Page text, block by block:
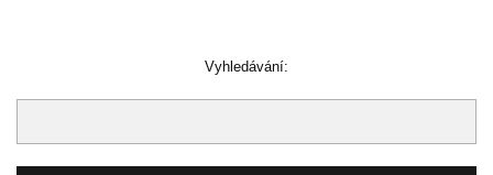
Vyhledávání: